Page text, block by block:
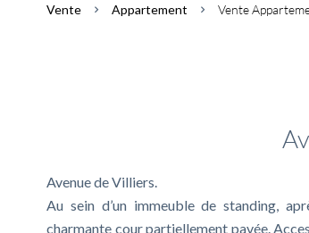
Vente Appartement Vente
Avenue de Villiers.
Au sein d’un immeuble de standing,
charmante cour partiellement pavée.